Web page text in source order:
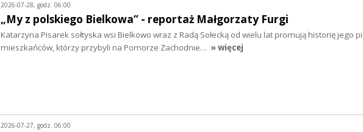
2026-07-28, godz. 06:00
„My z polskiego Bielkowa” - reportaż Małgorzaty Furgi
Katarzyna Pisarek sołtyska wsi Bielkowo wraz z Radą Sołecką od wielu lat promują historię jego
mieszkańców, którzy przybyli na Pomorze Zachodnie… » więcej
2026-07-27, godz. 06:00